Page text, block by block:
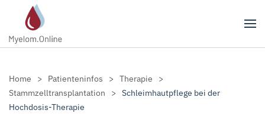
Zum Hauptinhalt springen
Home Patienteninfos
Therapie
Stammzelltransplantation
Schleimhautpflege bei der
Hochdosis-Therapie